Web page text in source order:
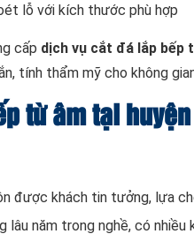
lỗ với kích thước phù hợp
cấp dịch vụ cắt đá lắp bếp
tính thẩm mỹ cho không
từ âm tại
được khách tin tưởng, lựa
năm trong nghề, có